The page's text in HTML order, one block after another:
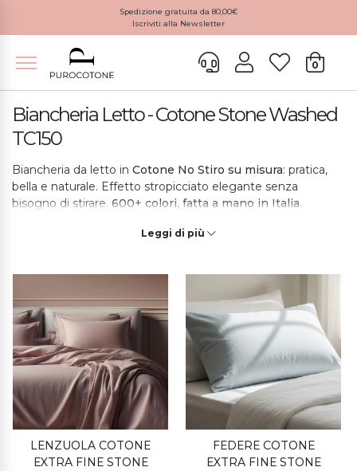
Spedizione gratuita da 80,00€
Iscriviti alla Newsletter
0
Biancheria Letto - Cotone Stone Washed
TC150
Biancheria da letto in Cotone No Stiro su misura: pratica,
bella e naturale. Effetto stropicciato elegante senza
bisogno di stirare. 600+ colori, fatta a mano in Italia.
Leggi di più
LENZUOLA COTONE
EXTRA FINE STONE
FEDERE COTONE
EXTRA FINE STONE